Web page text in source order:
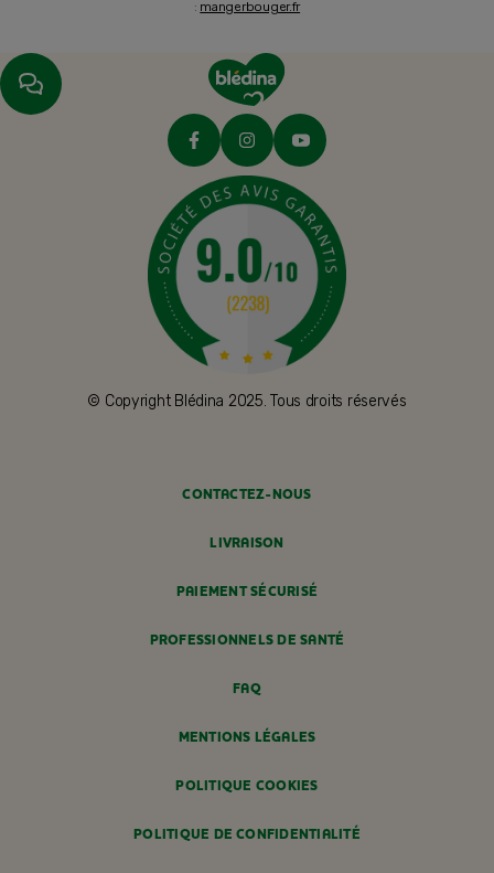
: mangerbouger.fr
© Copyright Blédina 2025. Tous droits réservés
CONTACTEZ-NOUS
LIVRAISON
PAIEMENT SÉCURISÉ
PROFESSIONNELS DE SANTÉ
FAQ
MENTIONS LÉGALES
POLITIQUE COOKIES
POLITIQUE DE CONFIDENTIALITÉ